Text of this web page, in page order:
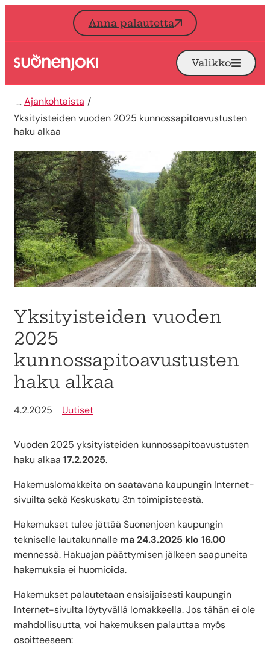
Siirry sisältöön
Anna palautetta
Etusivu Avaa
Valikko
Ajankohtaista
Yksityisteiden vuoden 2025 kunnossapitoavustusten
haku alkaa
Yksityisteiden vuoden
2025
kunnossapitoavustusten
haku alkaa
4.2.2025 Uutiset
Vuoden 2025 yksityisteiden kunnossapitoavustusten
haku alkaa 17.2.2025.
Hakemuslomakkeita on saatavana kaupungin Internet-
sivuilta sekä Keskuskatu 3:n toimipisteestä.
Hakemukset tulee jättää Suonenjoen kaupungin
tekniselle lautakunnalle ma24.3.2025 klo 16.00
mennessä. Hakuajan päättymisen jälkeen saapuneita
hakemuksia ei huomioida.
Hakemukset palautetaan ensisijaisesti kaupungin
Internet-sivulta löytyvällä lomakkeella. Jos tähän ei ole
mahdollisuutta, voi hakemuksen palauttaa myös
osoitteeseen: